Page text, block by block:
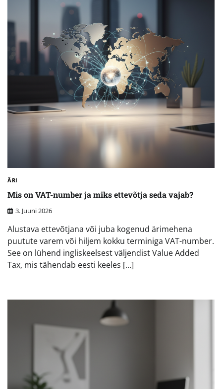
ÄRI
Mis on VAT-number ja miks ettevõtja seda vajab?
3. Juuni 2026
Alustava ettevõtjana või juba kogenud ärimehena
puutute varem või hiljem kokku terminiga VAT-number.
See on lühend ingliskeelsest väljendist Value Added
Tax, mis tähendab eesti keeles […]